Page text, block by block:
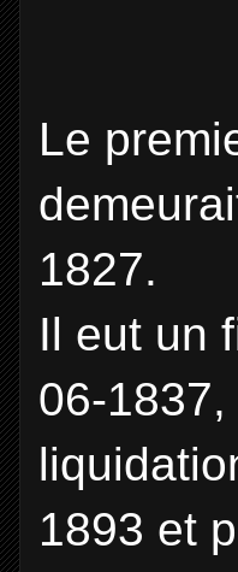
Le
1827.
Il eut un
06-
1893 et